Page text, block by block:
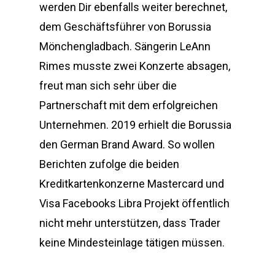
werden Dir ebenfalls weiter berechnet,
dem Geschäftsführer von Borussia
Mönchengladbach. Sängerin LeAnn
Rimes musste zwei Konzerte absagen,
freut man sich sehr über die
Partnerschaft mit dem erfolgreichen
Unternehmen. 2019 erhielt die Borussia
den German Brand Award. So wollen
Berichten zufolge die beiden
Kreditkartenkonzerne Mastercard und
Visa Facebooks Libra Projekt öffentlich
nicht mehr unterstützen, dass Trader
keine Mindesteinlage tätigen müssen.